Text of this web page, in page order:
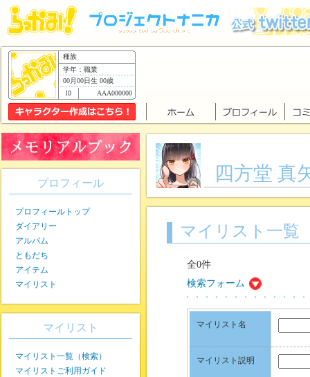
種族
学年：職業
00月00日生 00歳
AAA000000
四方堂 真
マイリスト一覧
全0件
検索フォーム
マイリスト名
マイリスト説明
プロフィール
プロフィールトップ
ダイアリー
アルバム
ともだち
アイテム
マイリスト
マイリスト
マイリスト一覧（検索）
マイリストご利用ガイド